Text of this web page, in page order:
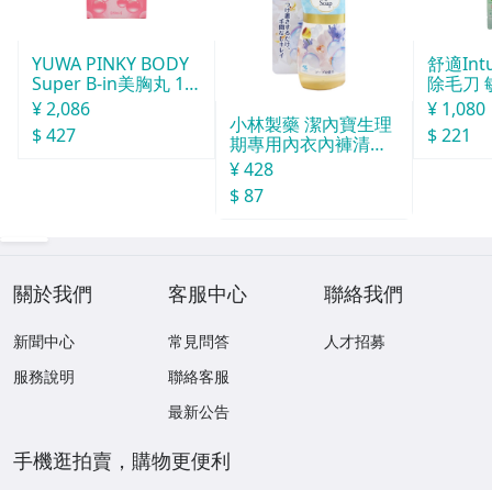
YUWA PINKY BODY
Super B-in美胸丸 15
0粒
¥ 2,086
$ 427
小林製藥 潔內寶生理
期專用內衣內褲清洗
劑120ml
¥ 428
$ 87
舒適
除毛刀
¥ 1,080
$ 221
關於我們
新聞中心
服務說明
客服中心
常見問答
聯絡客服
最新公告
聯絡我們
人才招募
手機逛拍賣，購物更便利